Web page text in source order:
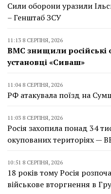
Сили оборони уразили
– Генштаб ЗСУ
11:13 8 СЕРПНЯ, 2026
ВМС знищили російські
установці «Сиваш»
11:04 8 СЕРПНЯ, 2026
РФ атакувала поїзд на
11:03 8 СЕРПНЯ, 2026
Росія захопила понад 34
окупованих територіях —
10:51 8 СЕРПНЯ, 2026
18 років тому Росія
військове вторгнення в